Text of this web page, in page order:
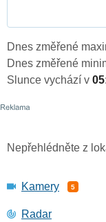
Dnes změřené
Dnes změřené
Slunce vychází v
Nepřehlédněte z
Kamery 5
Radar